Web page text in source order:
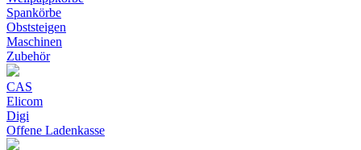
Spankörbe
Obststeigen
Maschinen
Zubehör
CAS
Elicom
Digi
Offene Ladenkasse